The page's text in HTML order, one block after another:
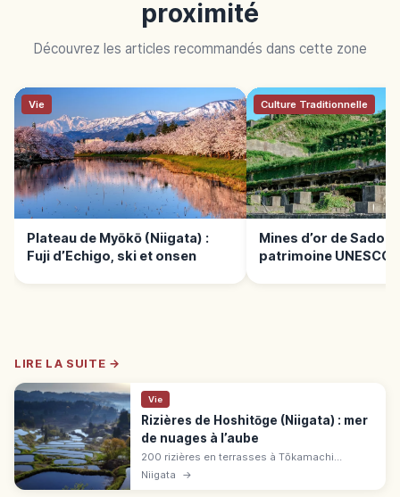
proximité
Découvrez les articles recommandés dans cette zone
Vie
Plateau de Myōkō (Niigata) :
Fuji d’Echigo, ski et onsen
Culture Traditionnelle
Mines d’or de Sado :
patrimoine UNESCO
LIRE LA SUITE →
Vie
Rizières de Hoshitōge (Niigata) : mer
de nuages à l’aube
200 rizières en terrasses à Tōkamachi
(Niigata), parmi les 100 paysages ruraux du
Japon. Mer de nuages au printemps et en
Niigata →